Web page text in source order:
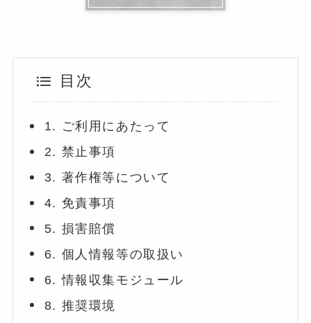
目次
1. ご利用にあたって
2. 禁止事項
3. 著作権等について
4. 免責事項
5. 損害賠償
6. 個人情報等の取扱い
6. 情報収集モジュール
8. 推奨環境